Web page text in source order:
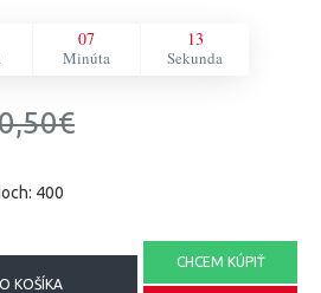
07
Minúta
13
Sekunda
400
KOŠÍKA
CHCEM KÚPIŤ